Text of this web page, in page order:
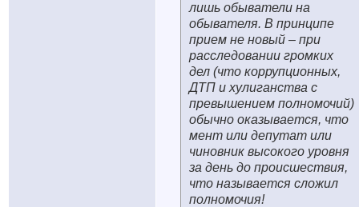
лишь обыватели на
обывателя. В принципе
прием не новый – при
расследовании громких
дел (что коррупционных,
ДТП и хулиганства с
превышением полномочий)
обычно оказывается, что
мент или депутат или
чиновник высокого уровня
за день до происшествия,
что называется сложил
полномочия!